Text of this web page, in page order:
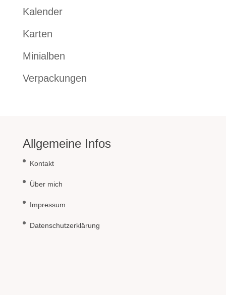
Kalender
Karten
Minialben
Verpackungen
Allgemeine Infos
Kontakt
Über mich
Impressum
Datenschutzerklärung